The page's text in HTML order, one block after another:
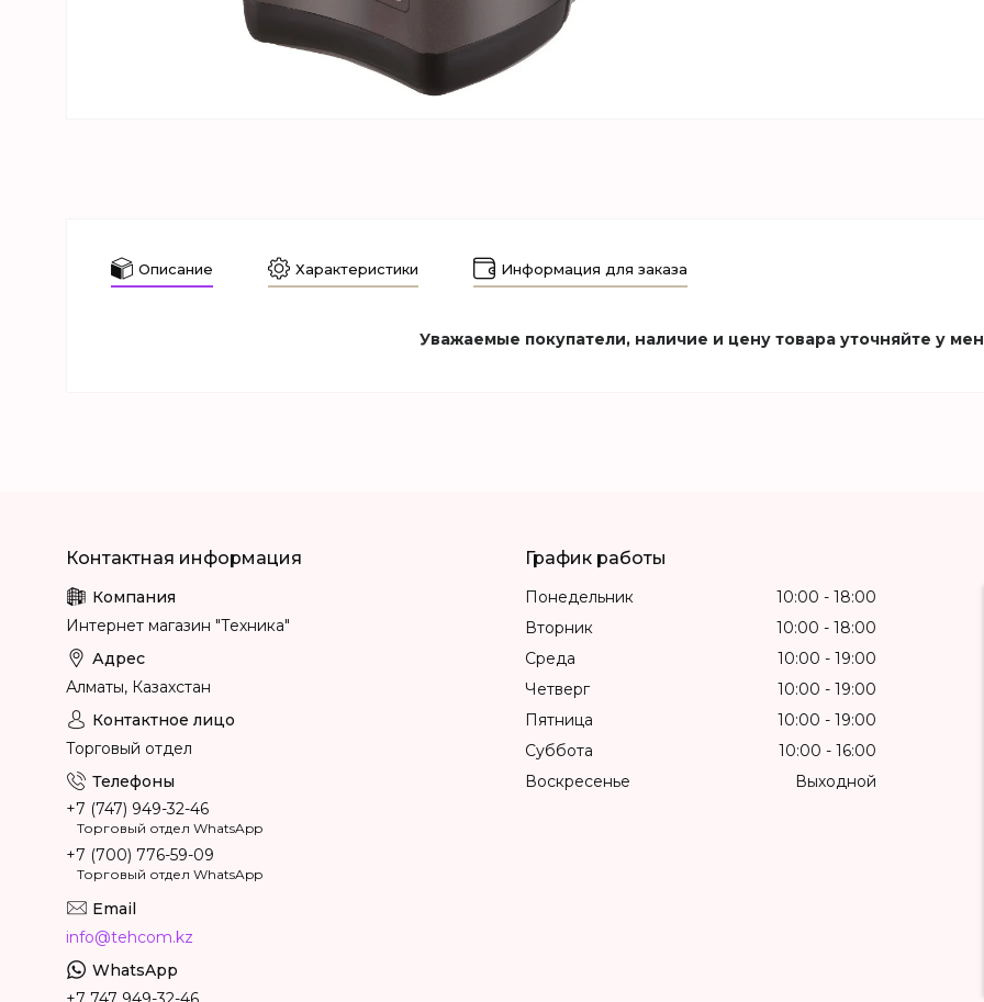
Описание Характеристики Информация для заказа
Уважаемые покупатели, наличие и цену товара уточняйте у
Интернет магазин "Техника"
Алматы, Казахстан
Торговый отдел
+7 (747) 949-32-46
Торговый отдел WhatsApp
+7 (700) 776-59-09
Торговый отдел WhatsApp
info@tehcom.kz
График работы
Понедельник 10:00
18:00
Вторник
10:00
18:00
Среда
10:00
19:00
Четверг
10:00
19:00
Пятница
10:00
19:00
Суббота
10:00
16:00
Воскресенье
Выходной